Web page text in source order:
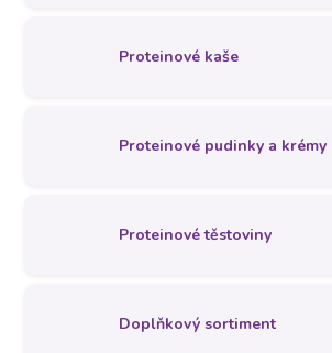
Proteinové kaše
Proteinové pudinky a krémy
Proteinové těstoviny
Doplňkový sortiment